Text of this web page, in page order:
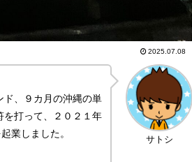
2025.07.08
サトシ
ド、９カ月の沖縄の単
を打って、２０２１年
業しました。